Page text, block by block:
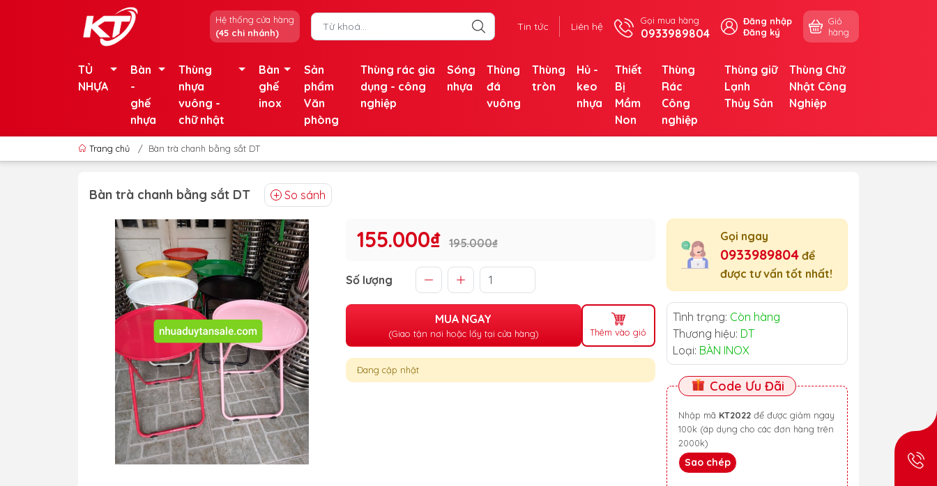
Hệ thống cửa hàng
(45 chi nhánh)
Tin tức Liên hệ Gọi mua hàng
0933989804
Đăng nhập
Đăng ký
Giỏ
hàng
TỦ
NHỰA
Bàn
-
ghế
nhựa
Thùng
nhựa
vuông -
chữ nhật
Bàn
ghế
inox
Sản
phẩm
Văn
phòng
Thùng rác gia
dụng - công
nghiệp
Sóng
nhựa
Thùng
đá
vuông
Thùng
tròn
Hủ -
keo
nhựa
Thiết
Bị
Mầm
Non
Thùng
Rác
Công
nghiệp
Thùng giữ
Lạnh
Thủy Sản
Thùng Chữ
Nhật Công
Nghiệp
Trang chủ / Bàn trà chanh bằng sắt DT
Bàn trà chanh bằng sắt DT So sánh
155.000₫ 195.000₫
Số lượng
MUA NGAY
(Giao tận nơi hoặc lấy tại cửa hàng) Thêm vào giỏ
Đang cập nhật
Gọi ngay
0933989804 để
được tư vấn tốt nhất!
Tình trạng: Còn hàng
Thương hiệu: DT
Loại: BÀN INOX
Code Ưu Đãi
Nhập mã KT2022
100k (áp dụng cho các đơn hàng trên
2000k)
Sao chép